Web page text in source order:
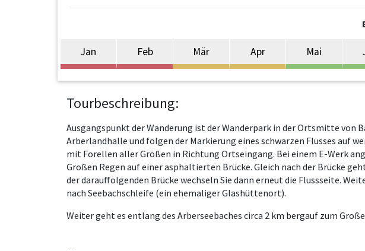
Jan Feb Mär Apr Mai
Tourbeschreibung:
Ausgangspunkt der Wanderung ist der Wanderpark in der Ortsmitte von
Arberlandhalle und folgen der Markierung eines schwarzen Flusses auf
mit Forellen aller Größen in Richtung Ortseingang. Bei einem E-Werk
Großen Regen auf einer asphaltierten Brücke. Gleich nach der Brücke
der darauffolgenden Brücke wechseln Sie dann erneut die Flussseite.
nach Seebachschleife (ein ehemaliger Glashüttenort).
Weiter geht es entlang des Arberseebaches circa 2 km bergauf zum